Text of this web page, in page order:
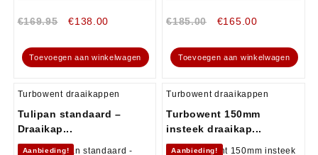
€169.95 €138.00
Toevoegen aan winkelwagen
€185.00 €165.00
Toevoegen aan winkelwagen
Turbowent draaikappen
Tulipan standaard –
Draaikap...
Aanbieding!
Turbowent draaikappen
Turbowent 150mm
insteek draaikap...
Aanbieding!